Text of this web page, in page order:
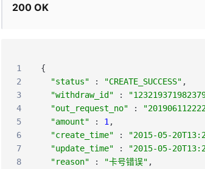
200 OK
1
{
2
"status" : "CREATE_SUCCESS" ,
3
"withdraw_id" :
4
"out_request_no" :
5
"amount" : 1 ,
6
"create_time" : "2015-05-
7
"update_time" : "2015-05-
8
"reason" : "卡号错误" ,